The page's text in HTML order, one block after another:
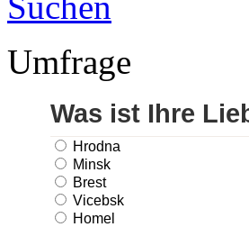
Umfrage
Was ist Ihre
Hrodna
Minsk
Brest
Vicebsk
Homel